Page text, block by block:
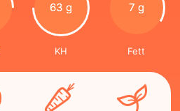
63 g
KH
7 g
Fett